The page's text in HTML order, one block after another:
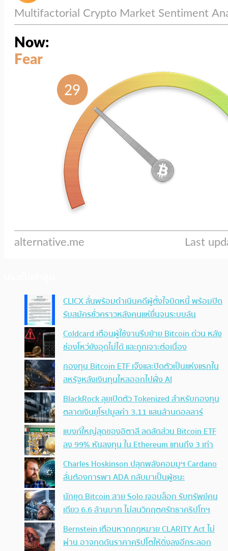
CLICX ลั่นพร้อมดำเนินคดีผู้ตั้งใจบิดหนี้ พร้อมปิด
รับสมัครชั่วคราวหลังคนแห่ยื่นจนระบบล้น
Coldcard เตือนผู้ใช้งานรีบย้าย Bitcoin ด่วน หลัง
ช่องโหว่ยังอุดไม่ได้ และถูกเจาะต่อเนื่อง
กองทุน Bitcoin ETF เจ๊งและปิดตัวเป็นแห่งแรกใน
สหรัฐหลังเงินทุนไหลออกไปฝั่ง AI
BlackRock ลุยเปิดตัว Tokenized สำหรับกองทุน
ตลาดเงินยุโรปมูลค่า 3.11 แสนล้านดอลลาร์
แบงก์ใหญ่สุดของอิตาลี ลดสัดส่วน Bitcoin ETF
ลง 99% หันลงทุน ใน Ethereum แทนถึง 3 เท่า
Charles Hoskinson ปลุกพลังคอมมูฯ Cardano
ลั่นต้องการพา ADA กลับมาเป็นผู้ชนะ
นักขุด Bitcoin สาย Solo เจอบล็อก รับทรัพย์คน
เดียว 6.6 ล้านบาท ไม่สนวิกฤตศรัทธาคริปโทฯ
Bernstein เตือนหากกฎหมาย CLARITY Act ไม่
ผ่าน อาจกดดันราคาคริปโตให้ดิ่งลงอีกระลอก